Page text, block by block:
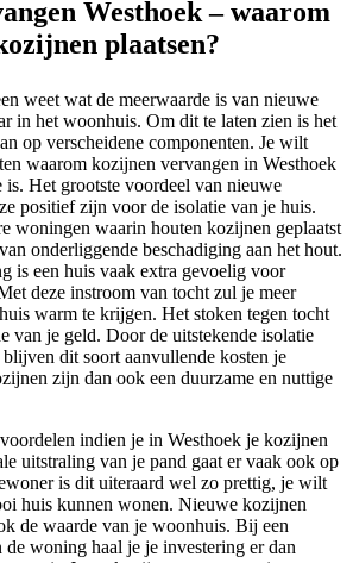
Westhoek – waarom
plaatsen?
weet wat de meerwaarde is van nieuwe
in het woonhuis. Om dit te laten zien is het
op verscheidene componenten. Je wilt
waarom kozijnen vervangen in Westhoek
is. Het grootste voordeel van nieuwe
positief zijn voor de isolatie van je huis.
woningen waarin houten kozijnen geplaatst
onderliggende beschadiging aan het hout.
is een huis vaak extra gevoelig voor
deze instroom van tocht zul je meer
warm te krijgen. Het stoken tegen tocht
van je geld. Door de uitstekende isolatie
dit soort aanvullende kosten je
zijn dan ook een duurzame en nuttige
indien je in Westhoek je kozijnen
uitstraling van je pand gaat er vaak ook op
is dit uiteraard wel zo prettig, je wilt
huis kunnen wonen. Nieuwe kozijnen
de waarde van je woonhuis. Bij een
woning haal je je investering er dan